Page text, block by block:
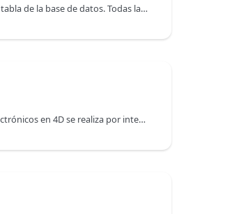
Una DataClass ofrece un objeto de interfaz a una tabla de la base de datos. Todas las dataclasses de una aplicación 4D están disponibles como propiedad del datastore ds.
La creación, el envío o la recepción de correos electrónicos en 4D se realiza por intermedio de un objeto Email.